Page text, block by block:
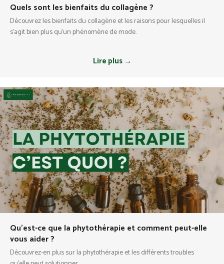
Quels sont les bienfaits du collagène ?
Découvrez les bienfaits du collagène et les raisons pour lesquelles il
s'agit bien plus qu'un phénomène de mode.
Lire plus →
Qu’est-ce que la phytothérapie et comment peut-elle
vous aider ?
Découvrez-en plus sur la phytothérapie et les différents troubles